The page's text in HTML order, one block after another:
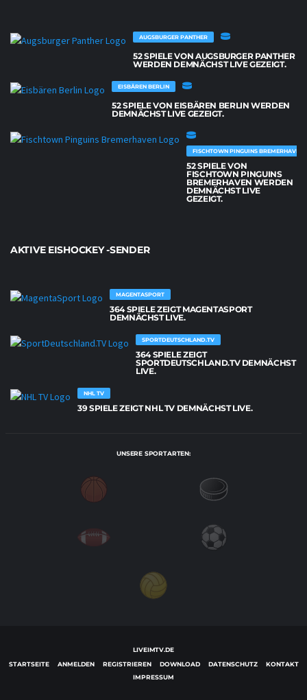
AUGSBURGER PANTHER
52 SPIELE VON AUGSBURGER PANTHER
WERDEN DEMNÄCHST LIVE GEZEIGT.
EISBÄREN BERLIN
52 SPIELE VON EISBÄREN BERLIN WERDEN
DEMNÄCHST LIVE GEZEIGT.
FISCHTOWN PINGUINS BREMERHAVEN
52 SPIELE VON
FISCHTOWN PINGUINS
BREMERHAVEN WERDEN
DEMNÄCHST LIVE
GEZEIGT.
AKTIVE EISHOCKEY -SENDER
MAGENTASPORT
364 SPIELE ZEIGT MAGENTASPORT
DEMNÄCHST LIVE.
SPORTDEUTSCHLAND.TV
364 SPIELE ZEIGT
SPORTDEUTSCHLAND.TV DEMNÄCHST
LIVE.
NHL TV
39 SPIELE ZEIGT NHL TV DEMNÄCHST LIVE.
UNSERE SPORTARTEN:
LIVEIMTV.DE
STARTSEITE
ANMELDEN REGISTRIEREN DOWNLOAD DATENSCHUTZ
KONTAKT
IMPRESSUM